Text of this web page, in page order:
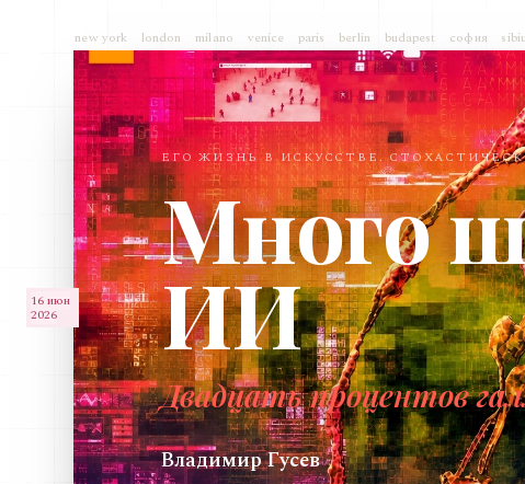
new york london milano venice paris berlin budapest софия sibiu
16 июн
2026
ЕГО ЖИЗНЬ В ИСКУССТВЕ.
Много
ИИ
Владимир Гусев
Двадцать процентов